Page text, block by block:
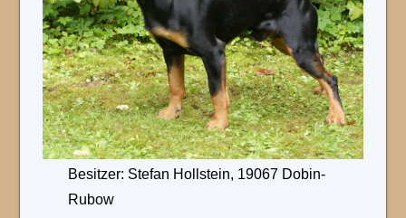
Besitzer: Stefan Hollstein, 19067 Dobin-
Rubow